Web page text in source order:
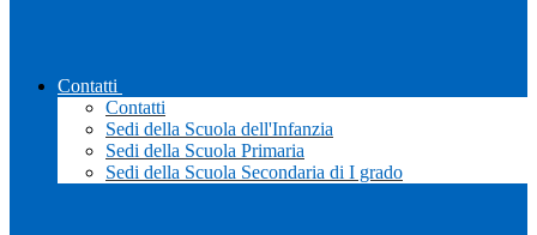
Contatti
Contatti
Sedi della Scuola dell'Infanzia
Sedi della Scuola Primaria
Sedi della Scuola Secondaria di I grado